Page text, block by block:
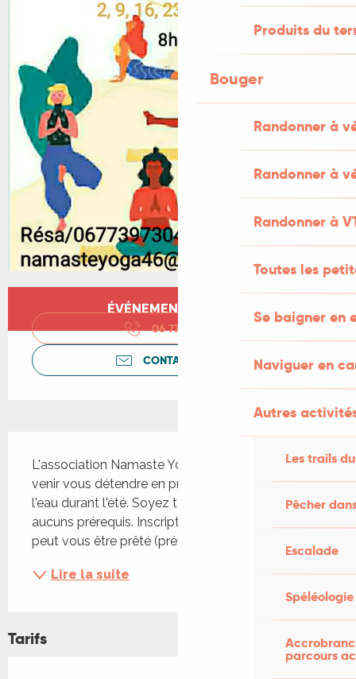
Produits du
Bouger
Randonner à
Randonner à
Randonner à
Toutes les
Se baigner en
Naviguer en
Autres
Les trails
Pêcher
Escalade
Spéléologie
parcours
Ouverture et coordonnées
ÉVÉNEMENT TERMINÉ
06 77 39 73
CONTACTEZ-NOUS
L'association Namaste Yoga 46 vous propose de
venir vous détendre en pratiquant le Yoga au fil de
l'eau durant l'été. Soyez tous les bienvenus,
aucuns prérequis. Inscription nécessaire. Un tapis
peut vous être prêté (prévenir lors de l'inscription).
Lire la suite
Tarifs